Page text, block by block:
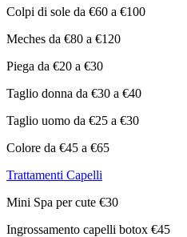
Colpi di sole da €60 a €100
Meches da €80 a €120
Piega da €20 a €30
Taglio donna da €30 a €40
Taglio uomo da €25 a €30
Colore da €45 a €65
Trattamenti Capelli
Mini Spa per cute €30
Ingrossamento capelli botox €45